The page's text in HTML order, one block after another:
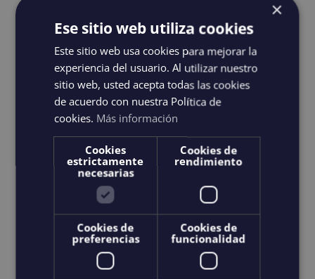
coton biologique et encres
biodégradables à base d'eau pour la
sérigraphie, exemptes de solvants et
d'autres composants toxiques ou de
métaux lourds. En optant pour des
respectueuses de l'environnement, nous
proposons non seulement des produits
moins nocifs pour la santé, mais aussi
plus respectueux de l'environnement.
Choix des
options
Ce
produit
Details
×
Ese sitio web utiliza cookies
Este sitio web usa cookies para mejorar la
experiencia del usuario. Al utilizar nuestro
sitio web, usted acepta todas las cookies
de acuerdo con nuestra Política de
cookies. Más información
Cookies
estrictamente
necesarias
Cookies de
rendimiento
Cookies de
preferencias
Cookies de
funcionalidad